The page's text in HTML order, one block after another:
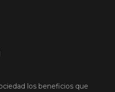
los beneficios que